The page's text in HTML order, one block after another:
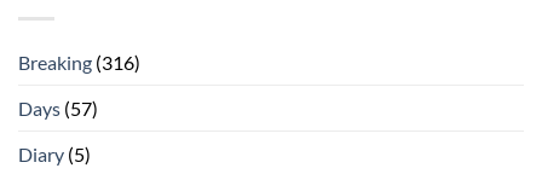
Breaking (316)
Days (57)
Diary (5)